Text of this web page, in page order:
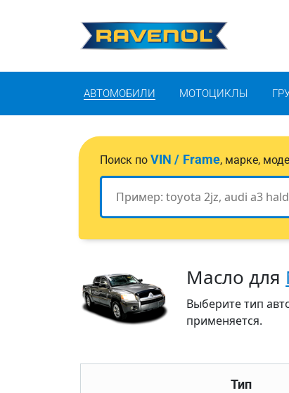
АВТОМОБИЛИ МОТОЦИКЛЫ
Поиск поVIN / Frame, марке,
Масло для
Выберите тип
применяется.
Тип